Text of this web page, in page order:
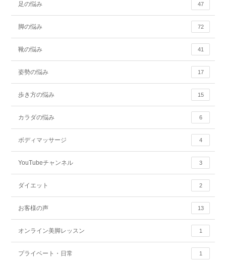
足の悩み 47
脚の悩み 72
靴の悩み 41
姿勢の悩み 17
歩き方の悩み 15
カラダの悩み 6
ボディマッサージ 4
YouTubeチャンネル 3
ダイエット 2
お客様の声 13
オンライン美脚レッスン 1
プライベート・日常 1